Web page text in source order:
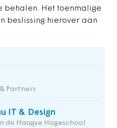
behalen. Het toenmalige
beslissing hierover aan
Partners
IT & Design
de Haagse Hogeschool